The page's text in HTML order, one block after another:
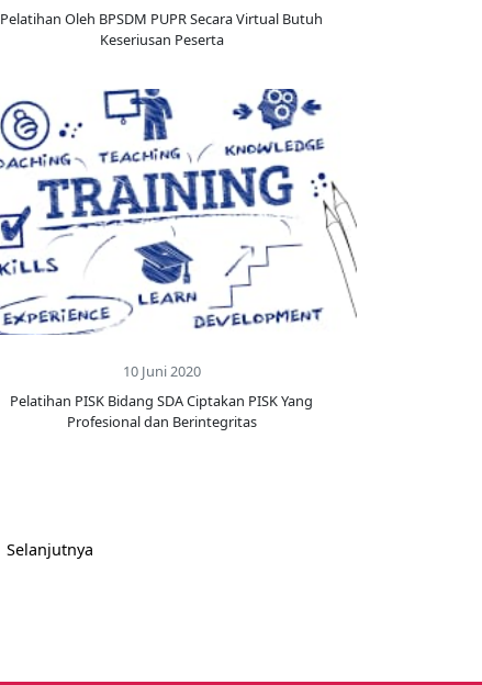
Pelatihan Oleh BPSDM PUPR Secara Virtual Butuh
Keseriusan Peserta
10 Juni 2020
Pelatihan PISK Bidang SDA Ciptakan PISK Yang
Profesional dan Berintegritas
Selanjutnya